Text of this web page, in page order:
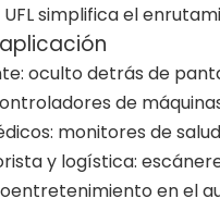
UFL simplifica el
oculto detrás de
de
monitores de
y logística:
en el